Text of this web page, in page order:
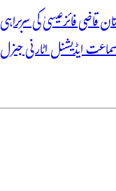
فائز عیسیٰ کی سربراہی
ایڈیشنل اٹارنی جنرل